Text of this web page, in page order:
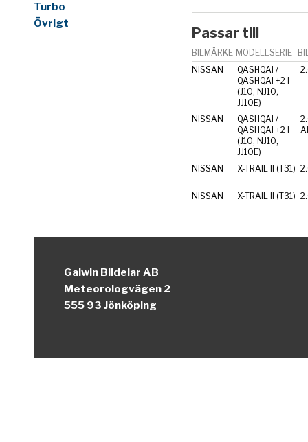
Turbo
Övrigt
Passar till
BILMÄRKE MODELLSERIE
NISSAN
QASHQAI /
QASHQAI +2 I
(J10, NJ10,
JJ10E)
NISSAN
QASHQAI /
QASHQAI +2 I
(J10, NJ10,
JJ10E)
NISSAN X-TRAIL II (T31)
NISSAN X-TRAIL II (T31)
Galwin Bildelar AB
Meteorologvägen 2
555 93 Jönköping